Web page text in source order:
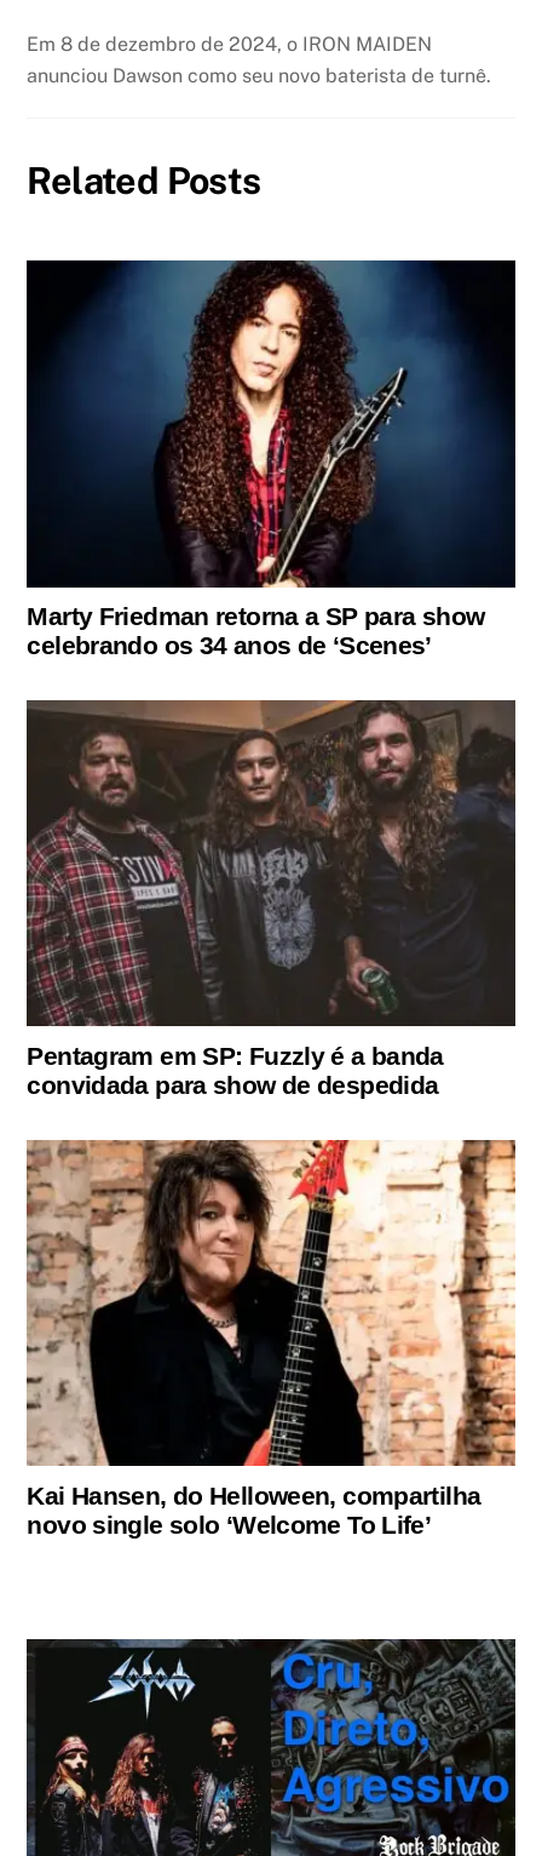
Em 8 de dezembro de 2024, o IRON MAIDEN
anunciou Dawson como seu novo baterista de turnê.
Related Posts
Marty Friedman retorna a SP para show
celebrando os 34 anos de ‘Scenes’
Pentagram em SP: Fuzzly é a banda
convidada para show de despedida
Kai Hansen, do Helloween, compartilha
novo single solo ‘Welcome To Life’